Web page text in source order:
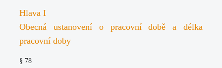
Hlava I
Obecná ustanovení o pracovní době a délka
pracovní doby
§ 78